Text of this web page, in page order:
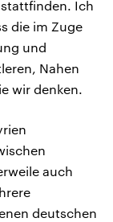
Ich
die im Zuge
und
Nahen
wir denken.
auch
deutschen